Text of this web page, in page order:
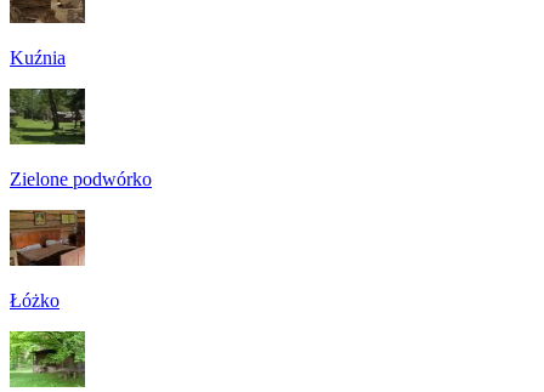
Kuźnia
Zielone podwórko
Łóżko